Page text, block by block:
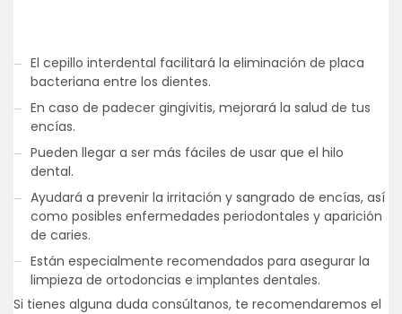
El cepillo interdental facilitará la eliminación de placa
bacteriana entre los dientes.
En caso de padecer gingivitis, mejorará la salud de tus
encías.
Pueden llegar a ser más fáciles de usar que el hilo
dental.
Ayudará a prevenir la irritación y sangrado de encías, así
como posibles enfermedades periodontales y aparición
de caries.
Están especialmente recomendados para asegurar la
limpieza de ortodoncias e implantes dentales.
Si tienes alguna duda consúltanos, te recomendaremos el